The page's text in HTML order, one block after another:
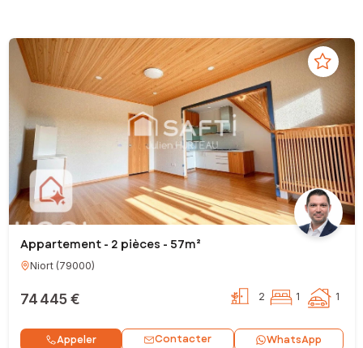
Appartement - 2 pièces - 57m²
Niort(79000)
74 445 € 2 1 1
Appeler Contacter WhatsApp